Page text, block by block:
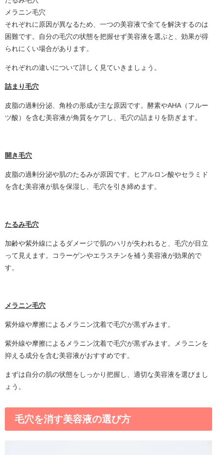
メラニン毛穴
それぞれに原因が異なるため、一つの美容液で全てを解決するのは
困難です。自分の毛穴の状態を把握せず美容液を選ぶと、効果が得
られにくい場合があります。
それぞれの違いについて詳しく見ていきましょう。
詰まり毛穴
皮脂の過剰分泌、角栓の形成が主な原因です。酵素やAHA（フルー
ツ酸）を含む美容液が角質をケアし、毛穴の詰まりを防ぎます。
開き毛穴
皮脂の過剰分泌や肌のたるみが原因です。ヒアルロン酸やセラミド
を含む美容液が肌を保湿し、毛穴を引き締めます。
たるみ毛穴
加齢や紫外線によるダメージで肌のハリが失われると、毛穴が目立
って見えます。コラーゲンやエラスチンを補う美容液が効果的で
す。
メラニン毛穴
紫外線や摩擦によるメラニン沈着で毛穴が黒ずみます。
紫外線や摩擦によるメラニン沈着で毛穴が黒ずみます。メラニンを
抑える成分を含む美容液がおすすめです。
まずは自分の肌の状態をしっかり把握し、適切な美容液を選びまし
ょう。
毛穴を消す美容液の選び方